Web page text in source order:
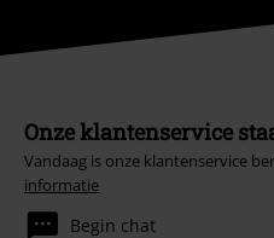
Onze klantenservice
Vandaag is onze klantenservice
informatie
Begin chat